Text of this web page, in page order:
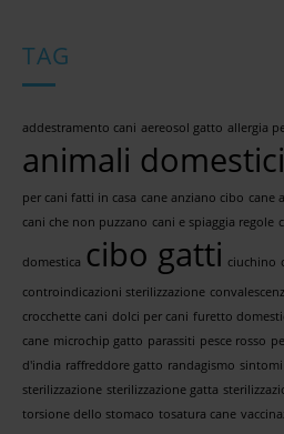
TAG
addestramento cani aereosol gatto allergia
animali domestici
per cani fatti in casa cane anziano cibo cane
cani che non puzzano cani e spiaggia regole
domestica cibo gatti ciuchino
controindicazioni sterilizzazione
crocchette cani dolci per cani furetto
cane microchip gatto parassiti pesce rosso
d'india raffreddore gatto randagismo sintomi
sterilizzazione sterilizzazione gatta
torsione dello stomaco tosatura cane